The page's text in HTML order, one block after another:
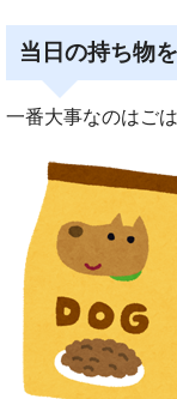
当日の持ち物
一番大事なのはごは